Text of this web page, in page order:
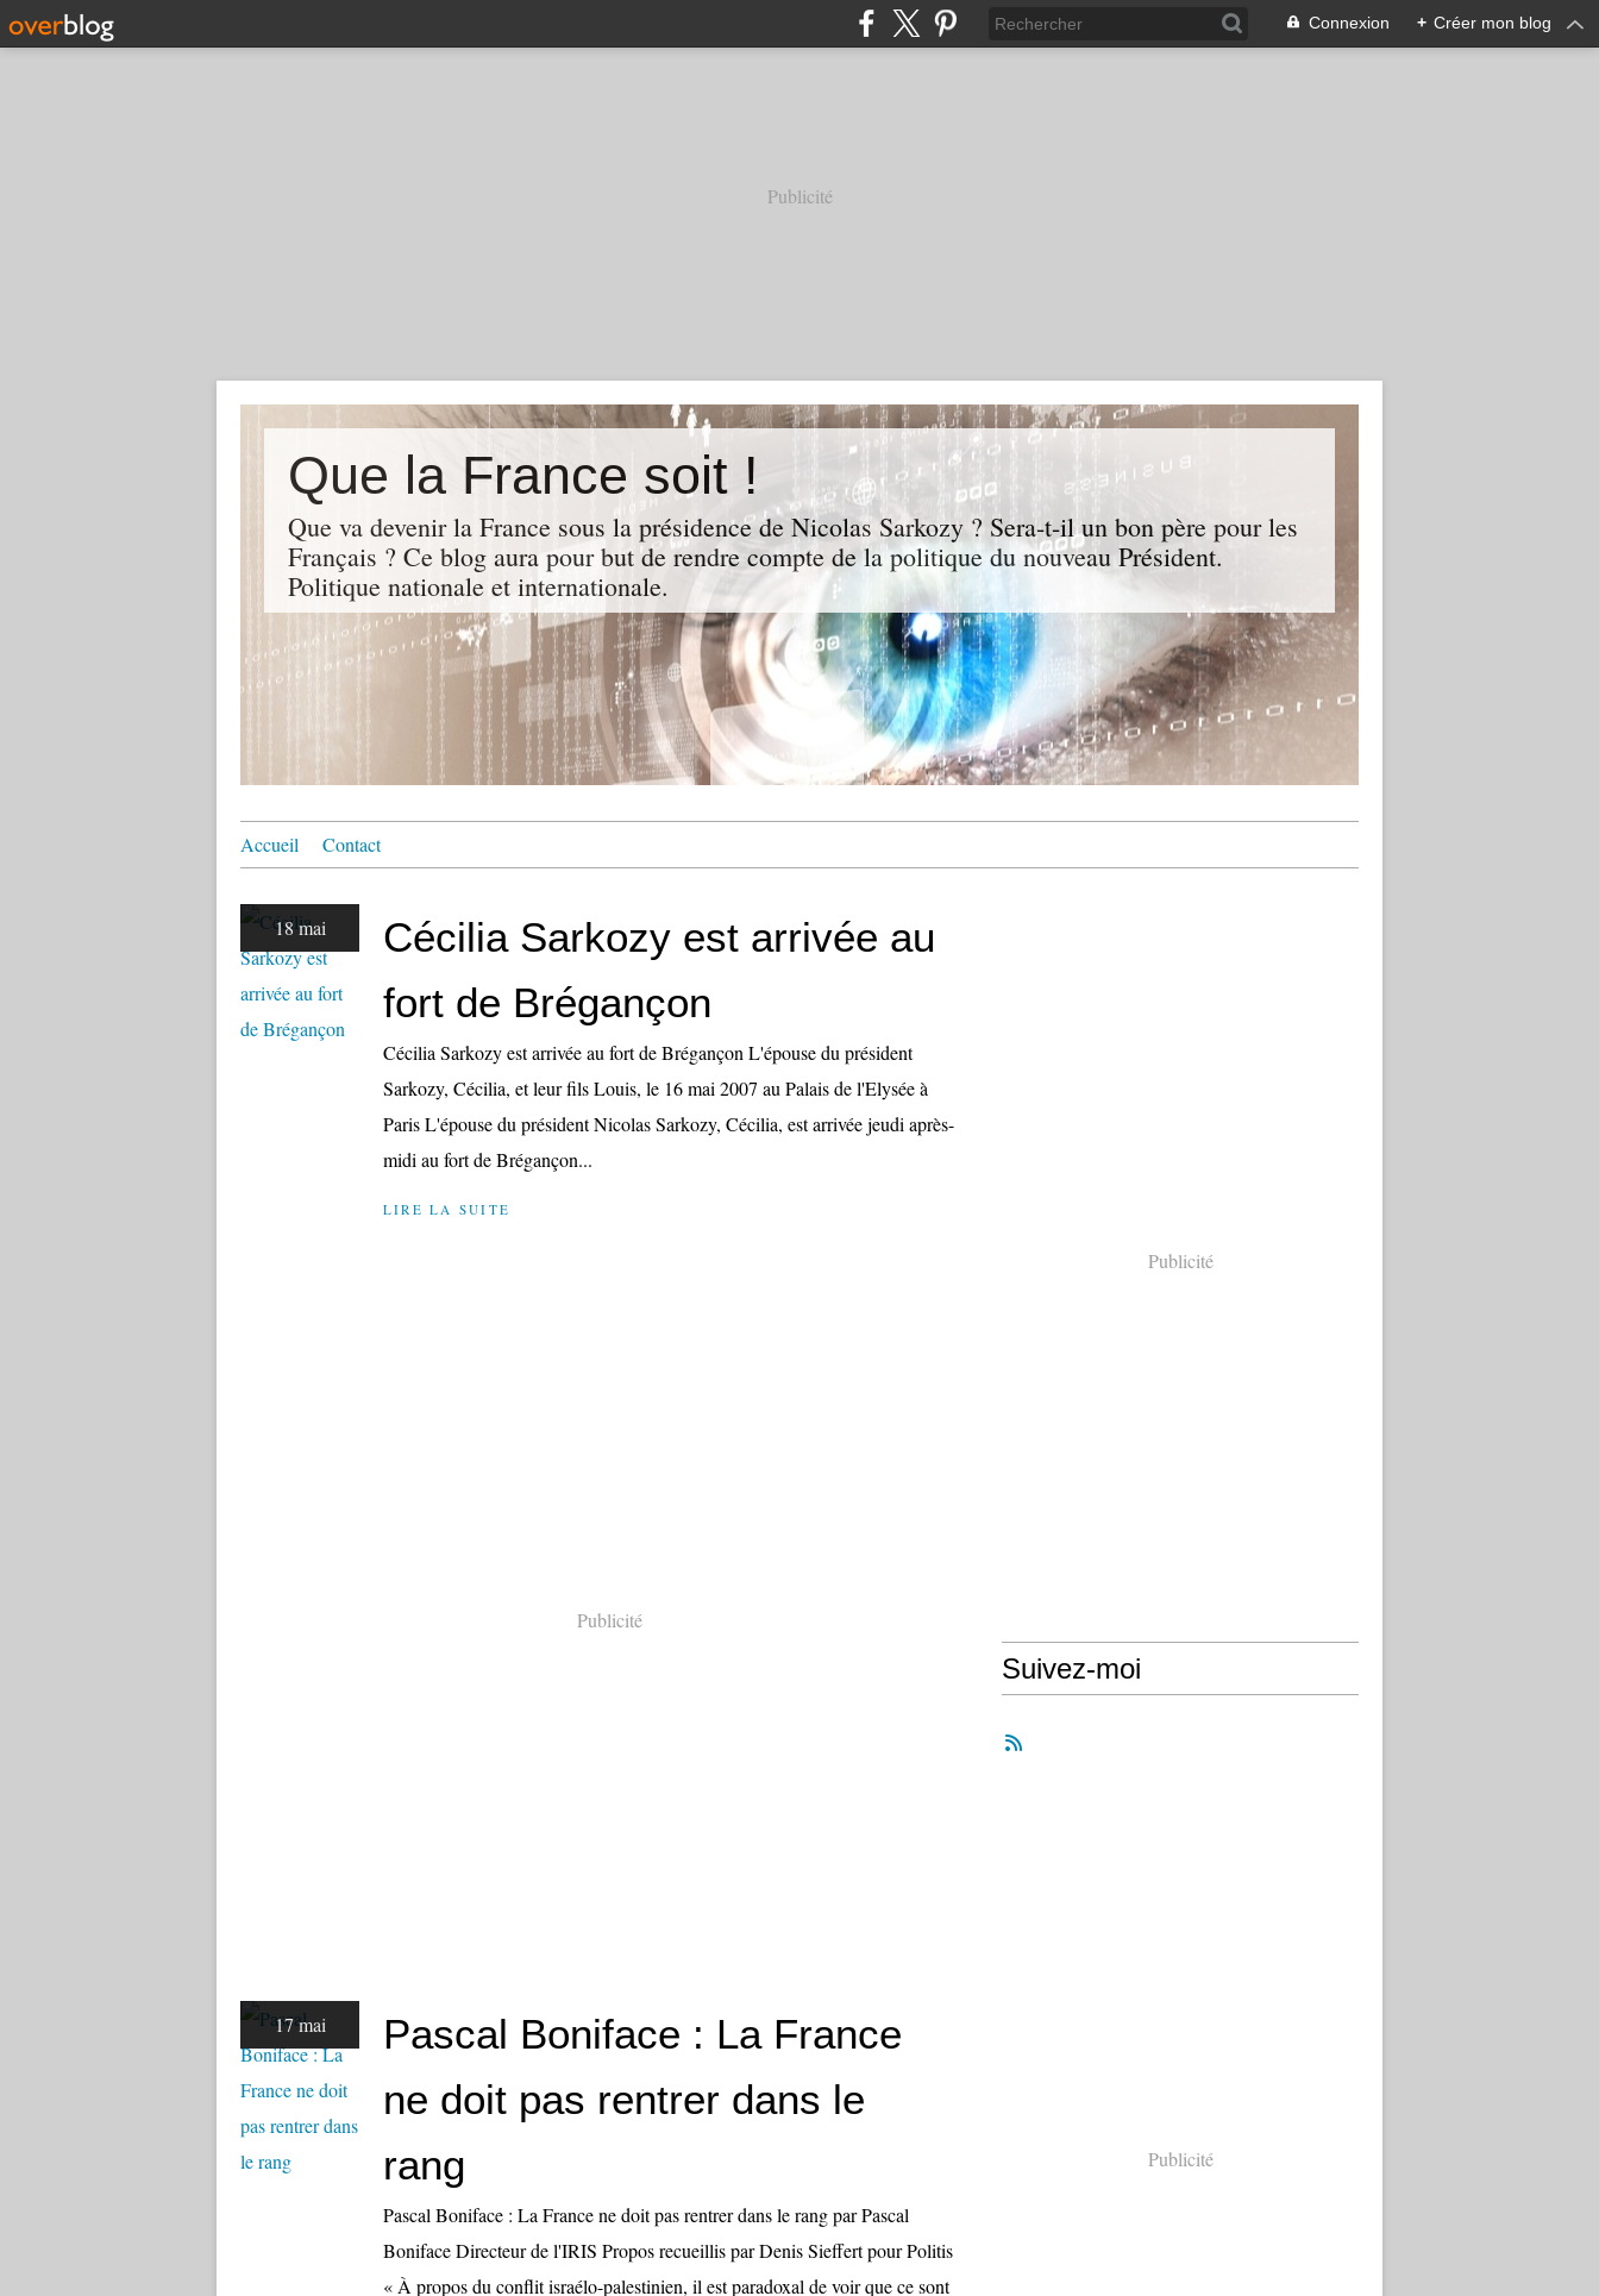
Connexion + Créer mon blog
Publicité
Que la France soit !
Que va devenir la France sous la présidence de Nicolas Sarkozy ? Sera-t-il un bon père pour les
Français ? Ce blog aura pour but de rendre compte de la politique du nouveau Président.
Politique nationale et internationale.
Accueil Contact
18 mai
Cécilia Sarkozy est arrivée au
fort de Brégançon
Cécilia Sarkozy est arrivée au fort de Brégançon L'épouse du président
Sarkozy, Cécilia, et leur fils Louis, le 16 mai 2007 au Palais de l'Elysée à
Paris L'épouse du président Nicolas Sarkozy, Cécilia, est arrivée jeudi après-
midi au fort de Brégançon...
LIRE LA SUITE
Publicité
17 mai
Pascal Boniface : La France
ne doit pas rentrer dans le
rang
Pascal Boniface : La France ne doit pas rentrer dans le rang par Pascal
Boniface Directeur de l'IRIS Propos recueillis par Denis Sieffert pour Politis
« À propos du conflit israélo-palestinien, il est paradoxal de voir que ce sont
Publicité
Suivez-moi
Publicité